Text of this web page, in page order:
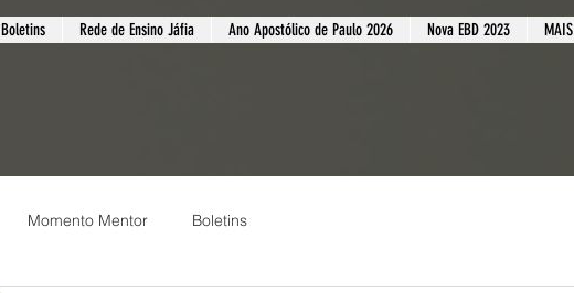
Boletins Rede de Ensino Jáfia ​Ano Apostólico de Paulo 2026 Nova EBD 2023 MAIS
Momento Mentor Boletins